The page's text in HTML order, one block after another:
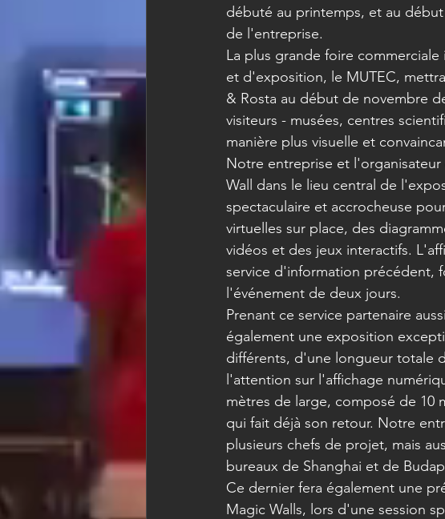
débuté au printemps, et au
de l'entreprise.
La plus grande foire
et d'exposition, le MUTEC,
& Rosta au début de novembre
visiteurs - musées, centres
manière plus visuelle et
Notre entreprise et
Wall dans le lieu central de
spectaculaire et accrocheuse
virtuelles sur place, des
vidéos et des jeux interactifs.
service d'information précédent,
l'événement de deux jours.
Prenant ce service partenaire
également une exposition
différents, d'une longueur totale
l'attention sur l'affichage
mètres de large, composé de 10
qui fait déjà son retour. Notre
plusieurs chefs de projet, mais
bureaux de Shanghai et de
Ce dernier fera également une
Magic Walls, lors d'une session